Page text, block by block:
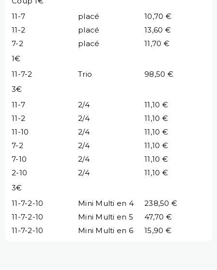
11-7
placé
10,70 €
11-2
placé
13,60 €
7-2
placé
11,70 €
1€
11-7-2
Trio
98,50 €
3€
11-7
2/4
11,10 €
11-2
2/4
11,10 €
11-10
2/4
11,10 €
7-2
2/4
11,10 €
7-10
2/4
11,10 €
2-10
2/4
11,10 €
3€
11-7-2-10
Mini Multi en 4
238,50 €
11-7-2-10
Mini Multi en 5
47,70 €
11-7-2-10
Mini Multi en 6 15,90 €